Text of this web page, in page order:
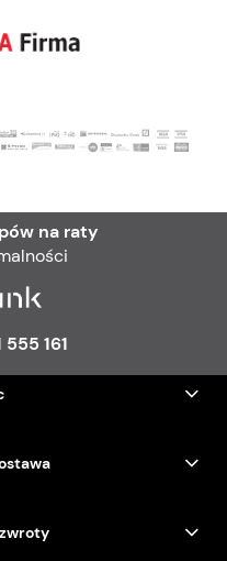
na raty
555 161